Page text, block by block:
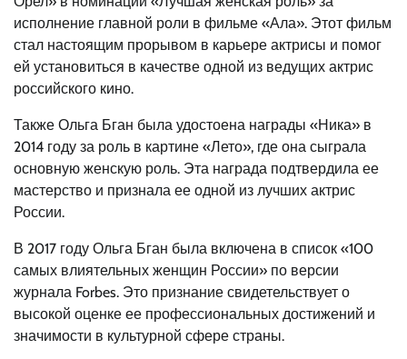
исполнение главной роли в фильме «Ала». Этот фильм
стал настоящим прорывом в карьере актрисы и помог
ей установиться в качестве одной из ведущих актрис
российского кино.
Также Ольга Бган была удостоена награды «Ника» в
2014 году за роль в картине «Лето», где она сыграла
основную женскую роль. Эта награда подтвердила ее
мастерство и признала ее одной из лучших актрис
России.
В 2017 году Ольга Бган была включена в список «100
самых влиятельных женщин России» по версии
журнала Forbes. Это признание свидетельствует о
высокой оценке ее профессиональных достижений и
значимости в культурной сфере страны.